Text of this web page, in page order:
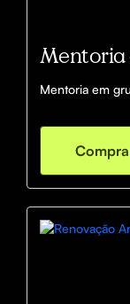
Mentoria
Mentoria em